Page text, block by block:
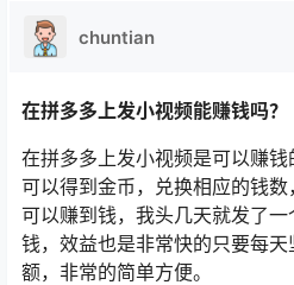
chuntian
在拼多多上发小视频能赚钱吗？
在拼多多上发小视频是可以赚
可以得到金币，兑换相应的钱
可以赚到钱，我头几天就发了
钱，效益也是非常快的只要每
额，非常的简单方便。